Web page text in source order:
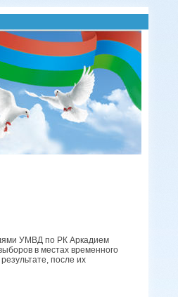
УМВД по РК Аркадием
в местах временного
после их